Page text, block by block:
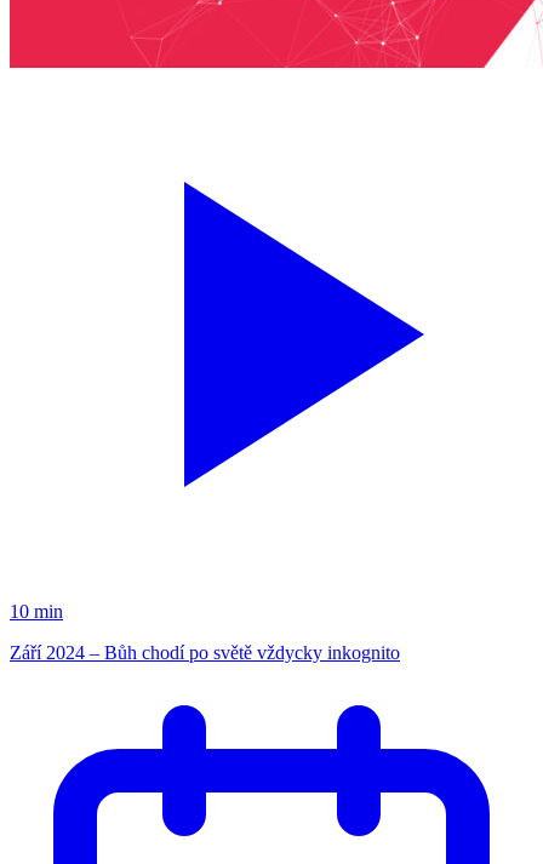
10 min
Září 2024 – Bůh chodí po světě vždycky inkognito